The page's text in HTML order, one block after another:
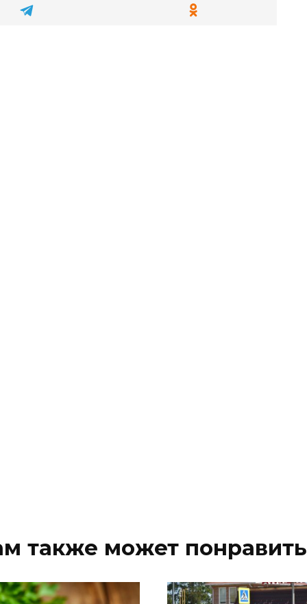
также может